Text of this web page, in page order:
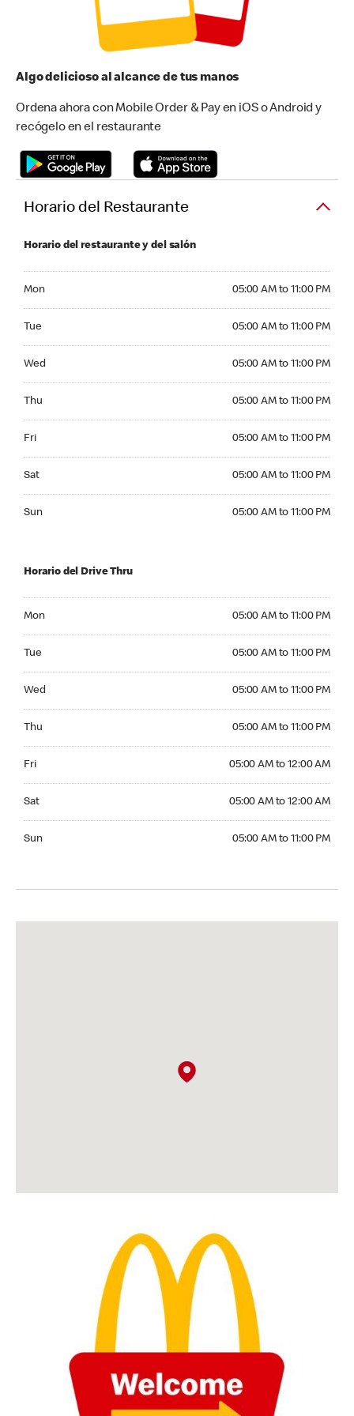
Algo delicioso al alcance de tus manos
Ordena ahora con Mobile Order & Pay en iOS o Android y
recógelo en el restaurante
Horario del Restaurante
Horario del restaurante y del salón
Mon 05:00 AM to 11:00 PM
Tue 05:00 AM to 11:00 PM
Wed 05:00 AM to 11:00 PM
Thu 05:00 AM to 11:00 PM
Fri 05:00 AM to 11:00 PM
Sat 05:00 AM to 11:00 PM
Sun 05:00 AM to 11:00 PM
Horario del Drive Thru
Mon 05:00 AM to 11:00 PM
Tue 05:00 AM to 11:00 PM
Wed 05:00 AM to 11:00 PM
Thu 05:00 AM to 11:00 PM
Fri 05:00 AM to 12:00 AM
Sat 05:00 AM to 12:00 AM
Sun 05:00 AM to 11:00 PM